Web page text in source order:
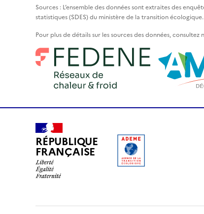
Sources : L’ensemble des données sont extraites des
statistiques (SDES) du ministère de la transition écologique.
Pour plus de détails sur les sources des données, consultez
RÉPUBLIQUE
FRANÇAISE